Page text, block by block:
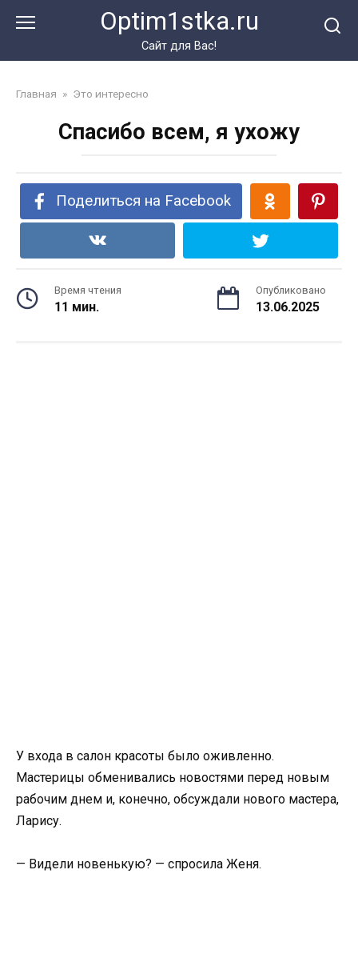
Optim1stka.ru
Сайт для Вас!
Главная » Это интересно
Спасибо всем, я ухожу
Поделиться на Facebook
Время чтения
11 мин.
Опубликовано
13.06.2025
У входа в салон красоты было оживленно.
Мастерицы обменивались новостями перед новым
рабочим днем и, конечно, обсуждали нового мастера,
Ларису.
— Видели новенькую? — спросила Женя.